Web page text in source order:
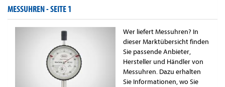
MESSUHREN -SEITE 1
Wer liefert Messuhren? In
dieser Marktübersicht finden
Sie passende Anbieter,
Hersteller und Händler von
Messuhren. Dazu erhalten
Sie Informationen, wo Sie